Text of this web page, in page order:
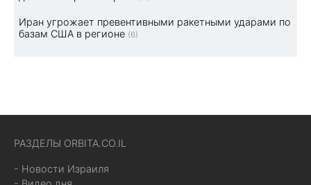
Иран угрожает превентивными ракетными ударами по
базам США в регионе (6)
РАЗДЕЛЫ ORBITA.CO.IL
- Новости Израиля